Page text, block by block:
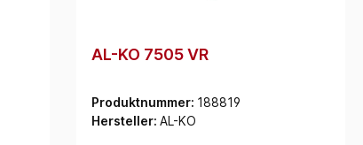
AL-KO 7505 VR
Produktnummer: 188819
Hersteller: AL-KO